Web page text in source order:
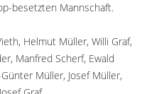
besetzten Mannschaft.
Helmut Müller, Willi Graf,
Manfred Scherf, Ewald
Müller, Josef Müller,